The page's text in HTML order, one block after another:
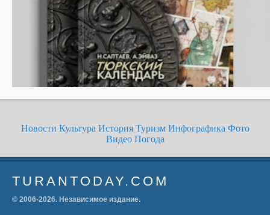
Новости Культура История Туризм Инфографика Фото
Видео Погода
TURANTODAY.COM
© 2006-2026. Независимое издание.